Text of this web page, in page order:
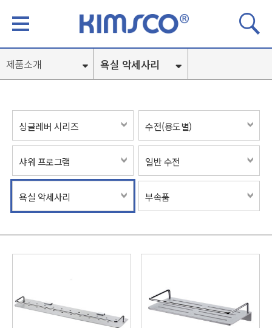
제품소개 욕실 악세사리
싱글레버 시리즈 수전(용도별)
샤워 프로그램 일반 수전
욕실 악세사리 부속품